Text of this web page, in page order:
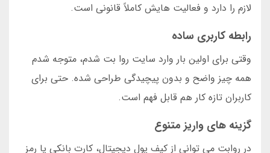
لازم را دارد و فعالیت هایش کاملاً قانونی است.
رابطه کاربری ساده
وقتی برای اولین بار وارد سایت روا بت شدم، متوجه شدم
همه چیز واضح و بدون پیچیدگی طراحی شده. حتی برای
کاربران تازه کار هم قابل فهم است.
گزینه های واریز متنوع
در روابت می توانی از کیف پول دیجیتال، کارت بانکی یا رمز